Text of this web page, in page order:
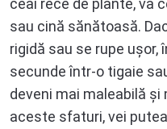
sau cină sănătoasă.
rigidă sau se rupe
secunde într-o tigaie
deveni mai maleabilă și
aceste sfaturi, vei